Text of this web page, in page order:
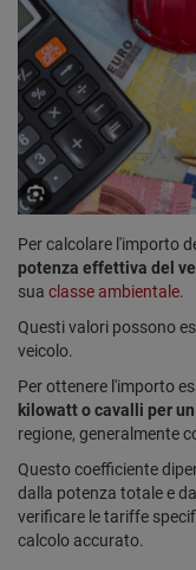
Per calcolare l'importo
potenza effettiva del
sua classe ambientale.
Questi valori possono
veicolo.
Per ottenere l'importo
kilowatt o cavalli per
regione, generalmente
Questo coefficiente
dalla potenza totale e
verificare le tariffe
calcolo accurato.